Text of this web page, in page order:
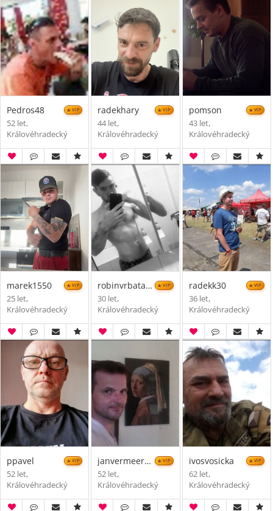
Pedros48 VIP
52 let,
Královéhradecký
radekhary VIP
44 let,
Královéhradecký
pomson VIP
43 let,
Královéhradecký
marek1550 VIP
25 let,
Královéhradecký
robinvrbata17 VIP
30 let,
Královéhradecký
radekk30 VIP
36 let,
Královéhradecký
ppavel VIP
52 let,
Královéhradecký
janvermeer74 VIP
52 let,
Královéhradecký
ivosvosicka VIP
62 let,
Královéhradecký